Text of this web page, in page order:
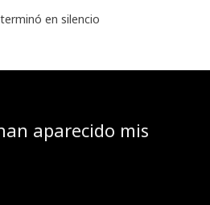
en silencio
aparecido mis